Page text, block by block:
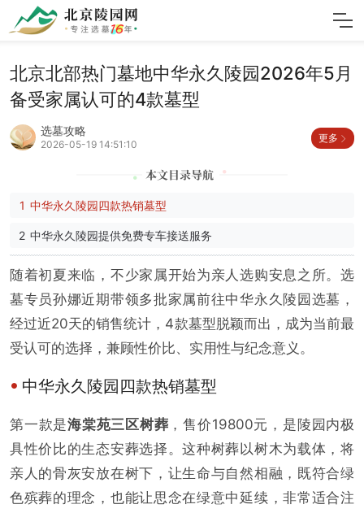
北京北部热门墓地中华永久陵园2026年5月
备受家属认可的4款墓型
选墓攻略
2026-05-19 14:51:10
更多
中华永久陵园四款热销墓型
中华永久陵园提供免费专车接送服务
随着初夏来临，不少家属开始为亲人选购安息之所。选
墓专员孙娜近期带领多批家属前往中华永久陵园选墓，
经过近20天的销售统计，4款墓型脱颖而出，成为当前最
受认可的选择，兼顾性价比、实用性与纪念意义。
中华永久陵园四款热销墓型
第一款是海棠苑三区树葬 ，售价19800元，是陵园内极
具性价比的生态安葬选择。这种树葬以树木为载体，将
亲人的骨灰安放在树下，让生命与自然相融，既符合绿
色殡葬的理念，也能让思念在绿意中延续，非常适合注